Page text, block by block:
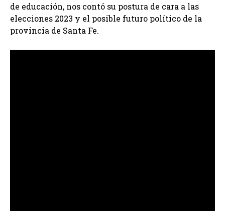
de educación, nos contó su postura de cara a las
elecciones 2023 y el posible futuro político de la
provincia de Santa Fe.